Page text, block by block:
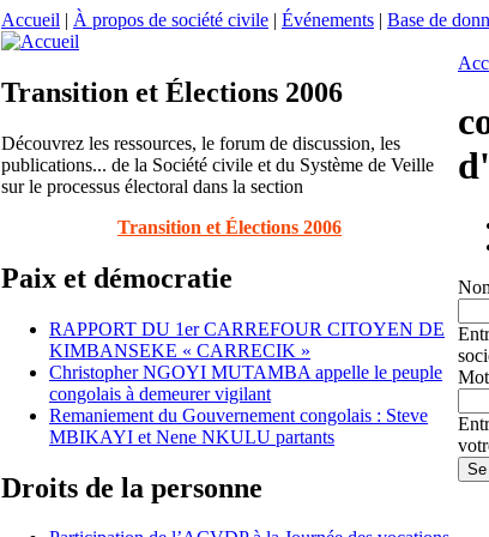
Accueil | À propos de société civile | Événements | Base de
Transition et Élections 2006
Découvrez les ressources, le forum de discussion, les
publications... de la Société civile et du Système de Veille
sur le processus électoral dans la section
Transition et Élections 2006
Paix et démocratie
RAPPORT DU 1er CARREFOUR CITOYEN DE
KIMBANSEKE « CARRECIK »
Christopher NGOYI MUTAMBA appelle le peuple
congolais à demeurer vigilant
Remaniement du Gouvernement congolais : Steve
MBIKAYI et Nene NKULU partants
Droits de la personne
Mot